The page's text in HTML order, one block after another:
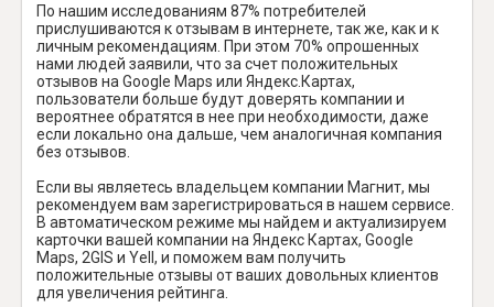
По нашим исследованиям 87% потребителей
прислушиваются к отзывам в интернете, так же, как и к
личным рекомендациям. При этом 70% опрошенных
нами людей заявили, что за счет положительных
отзывов на Google Maps или Яндекс.Картах,
пользователи больше будут доверять компании и
вероятнее обратятся в нее при необходимости, даже
если локально она дальше, чем аналогичная компания
без отзывов.
Если вы являетесь владельцем компании Магнит, мы
рекомендуем вам зарегистрироваться в нашем сервисе.
В автоматическом режиме мы найдем и актуализируем
карточки вашей компании на Яндекс Картах, Google
Maps, 2GIS и Yell, и поможем вам получить
положительные отзывы от ваших довольных клиентов
для увеличения рейтинга.